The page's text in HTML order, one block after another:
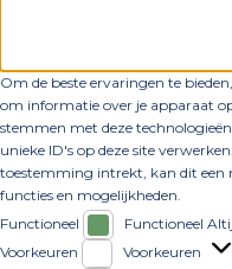
Om de beste ervaringen te
om informatie over je apparaat
stemmen met deze
unieke ID's op deze site
toestemming intrekt, kan dit een
functies en mogelijkheden.
Functioneel
Functioneel
Voorkeuren
Voorkeuren